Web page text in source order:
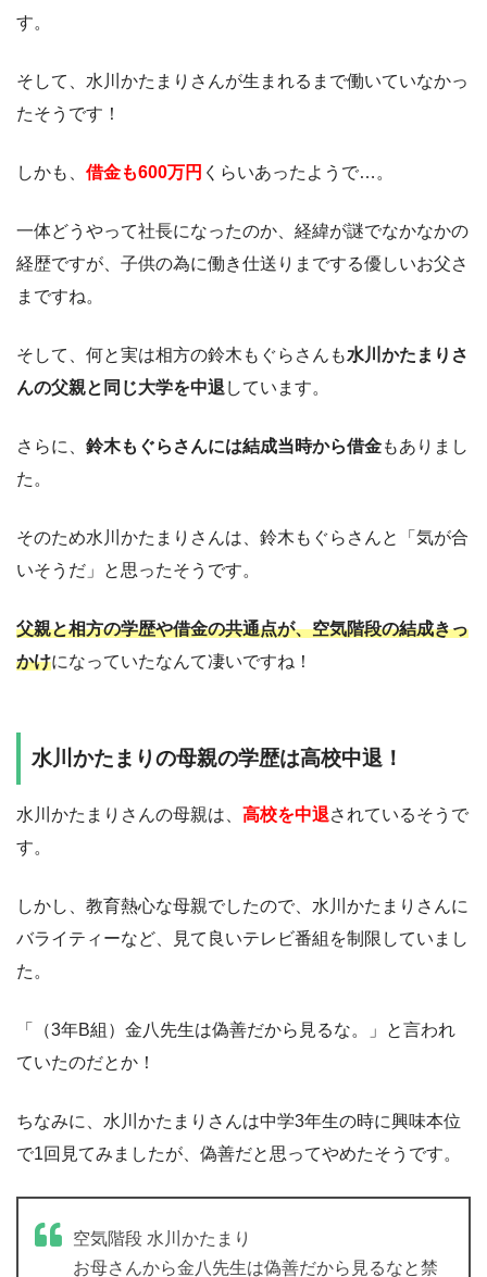
す。
そして、水川かたまりさんが生まれるまで働いていなかっ
たそうです！
しかも、 借金も600万円 くらいあったようで…。
一体どうやって社長になったのか、経緯が謎でなかなかの
経歴ですが、子供の為に働き仕送りまでする優しいお父さ
まですね。
そして、何と実は相方の鈴木もぐらさんも水川かたまりさ
んの父親と同じ大学を中退 しています。
さらに、 鈴木もぐらさんには結成当時から借金もありまし
た。
そのため水川かたまりさんは、鈴木もぐらさんと「気が合
いそうだ」と思ったそうです。
父親と相方の学歴や借金の共通点が、空気階段の結成きっ
かけになっていたなんて凄いですね！
水川かたまりの母親の学歴は高校中退！
水川かたまりさんの母親は、 高校を中退されているそうで
す。
しかし、教育熱心な母親でしたので、水川かたまりさんに
バライティーなど、見て良いテレビ番組を制限していまし
た。
「（3年B組）金八先生は偽善だから見るな。」と言われ
ていたのだとか！
ちなみに、水川かたまりさんは中学3年生の時に興味本位
で1回見てみましたが、偽善だと思ってやめたそうです。
空気階段 水川かたまり
お母さんから金八先生は偽善だから見るなと禁